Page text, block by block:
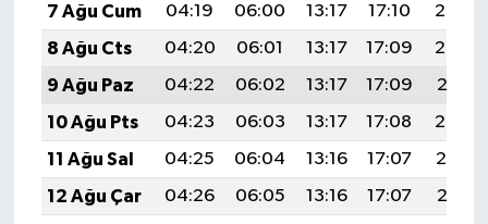
7 Ağu Cum
04:19 06:00 13:17 17:10
20:24
8 Ağu Cts
04:20 06:01 13:17 17:09
20:22
9 Ağu Paz
04:22 06:02 13:17 17:09
20:21
10 Ağu Pts
04:23 06:03 13:17 17:08
20:20
11 Ağu Sal
04:25 06:04 13:16 17:07
20:19
12 Ağu Çar
04:26 06:05 13:16 17:07
20:17